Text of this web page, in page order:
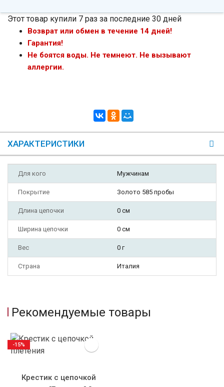
Этот товар купили 7 раз за последние 30 дней
Возврат или обмен в течение 14 дней!
Гарантия!
Не боятся воды. Не темнеют. Не вызывают
аллергии.
ХАРАКТЕРИСТИКИ
Для кого Мужчинам
Покрытие Золото 585 пробы
Длина цепочки 0 см
Ширина цепочки 0 см
Вес 0 г
Страна Италия
Рекомендуемые товары
Крестик с цепочкой
-15%